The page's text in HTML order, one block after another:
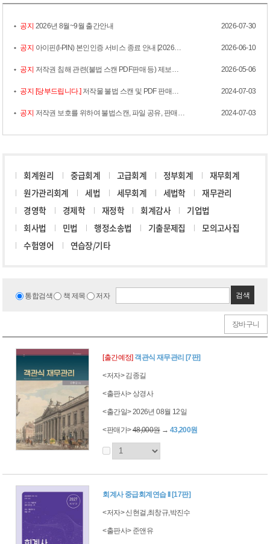
공지 2026년 8월~9월 출간안내 2026-07-30
공지 아이핀(I-PIN) 본인인증 서비스 종료 안내 [2026년 6월 12일(금) 오후 2시] 2026-06-10
공지 저작권 침해 관련(불법 스캔 PDF판매 등) 제보를 부탁드립니다. 2026-05-06
공지 [당부드립니다.]저작물 불법 스캔 및 PDF 판매자 적발 / 법적조치 2024-07-03
공지 저작권 보호를 위하여 불법스캔, 파일 공유, 판매행위 근절에 동참 부탁드립니다. 2024-07-03
회계원리 중급회계 고급회계 정부회계
재무회계
원가관리회계
세법 세무회계 세법학
재무관리
경영학
경제학 재정학 회계감사
기업법
회사법
민법 행정소송법 기출문제집
모의고사집
수험영어
연습장/기타
통합검색 책 제목 저자 검색
장바구니
[출간예정] 객관식 재무관리 [7판]
<저자> 김종길
<출판사> 상경사
<출간일> 2026년 08월 12일
<판매가>48,000원→ 43,200원
회계사 중급회계연습 II [17판]
<저자> 신현걸,최창규,박진수
<출판사> 준앤유